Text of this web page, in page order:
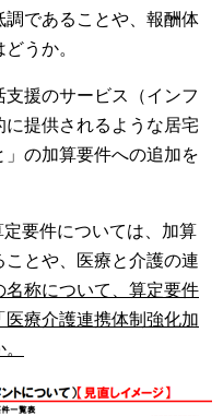
調であることや、報酬体
うか。
援のサービス（インフ
提供されるような居宅
の加算要件への追加を
要件については、加算
とや、医療と介護の連
称について、算定要件
療介護連携体制強化加